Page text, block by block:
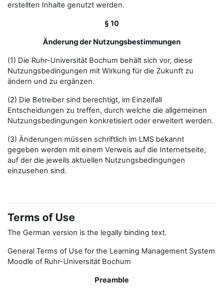
erstellten Inhalte genutzt werden.
§ 10
Änderung der Nutzungsbestimmungen
(1) Die Ruhr-Universität Bochum behält sich vor, diese
Nutzungsbedingungen mit Wirkung für die Zukunft zu
ändern und zu ergänzen.
(2) Die Betreiber sind berechtigt, im Einzelfall
Entscheidungen zu treffen, durch welche die allgemeinen
Nutzungsbedingungen konkretisiert oder erweitert werden.
(3) Änderungen müssen schriftlich im LMS bekannt
gegeben werden mit einem Verweis auf die Internetseite,
auf der die jeweils aktuellen Nutzungsbedingungen
einzusehen sind.
Terms of Use
The German version is the legally binding text.
General Terms of Use for the Learning Management System
Moodle of Ruhr-Universität Bochum
Preamble